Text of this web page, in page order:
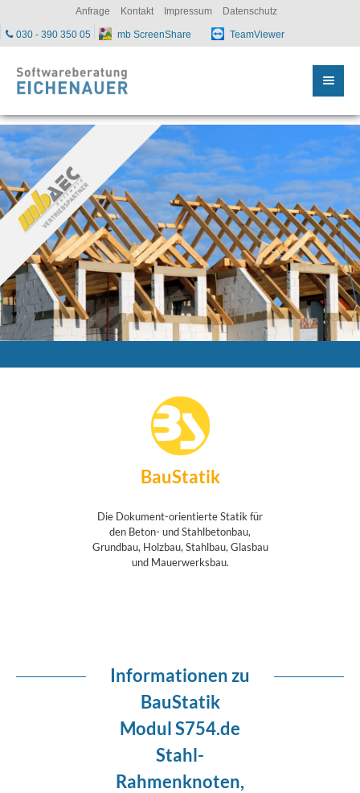
BauStatik
Die Dokument-orientierte Statik für
den Beton- und Stahlbetonbau,
Grundbau, Holzbau, Stahlbau, Glasbau
und Mauerwerksbau.
Informationen zu
BauStatik
Modul S754.de
Stahl-
Rahmenknoten,
Anfrage Kontakt Impressum Datenschutz
030 - 390 350 05 mb ScreenShare TeamViewer